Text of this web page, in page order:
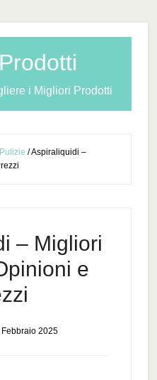
i Migliori Prodotti
Pulizie /Aspiraliquidi –
– Migliori
e
Febbraio 2025